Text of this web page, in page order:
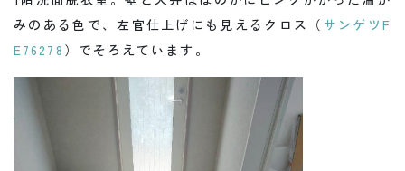
みのある色で、左官仕上げにも見えるクロス（ サンゲツF
E76278 ）でそろえています。